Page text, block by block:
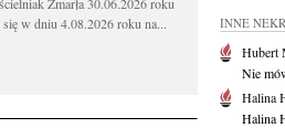
się w dniu 4.08.2026 roku na...
INNE
Hubert
Nie
Halina
Halina